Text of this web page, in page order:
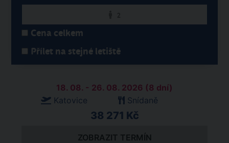
Cena celkem
Přílet na stejné letiště
18. 08. - 26. 08. 2026 (8 dní)
Katovice
Snídaně
38 271 Kč
ZOBRAZIT TERMÍN